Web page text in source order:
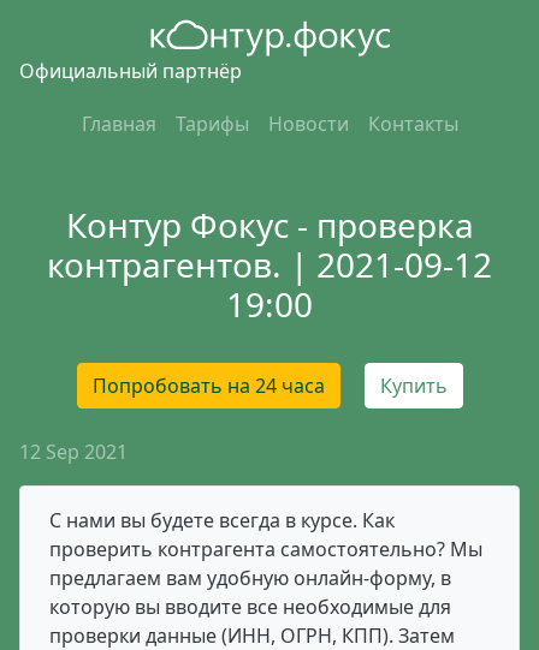
Официальный партнёр
Главная
Тарифы Новости Контакты
Контур Фокус - проверка
контрагентов. | 2021-09-12
19:00
Попробовать на 24 часа Купить
12 Sep 2021
С нами вы будете всегда в курсе. Как
проверить контрагента самостоятельно? Мы
предлагаем вам удобную онлайн-форму, в
которую вы вводите все необходимые для
проверки данные (ИНН, ОГРН, КПП). Затем